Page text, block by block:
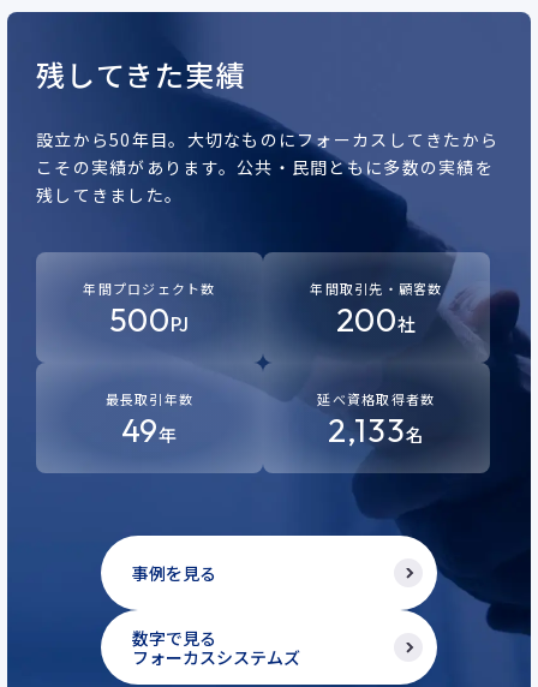
残してきた実績
設立から50年目。 大切なものにフォーカスしてきたから
こその実績があります。 公共・民間ともに多数の実績を
残してきました。
事例を見る
数字で見る
フォーカスシステムズ
年間プロジェクト数
500PJ
年間取引先・顧客数
200社
最長取引年数
49年
延べ資格取得者数
2,133名